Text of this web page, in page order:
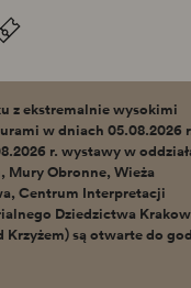
do treści
z ekstremalnie wysokimi
w dniach 05.08.2026
r. wystawy w
Mury Obronne, Wieża
Centrum Interpretacji
Dziedzictwa
Krzyżem) są otwarte do